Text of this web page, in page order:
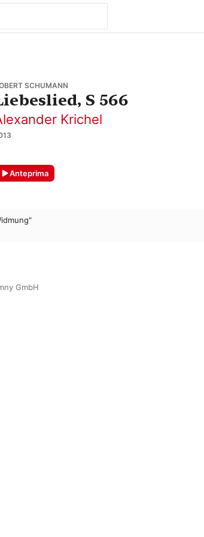
SCHUMANN
S 566
Krichel
Anteprima
GmbH